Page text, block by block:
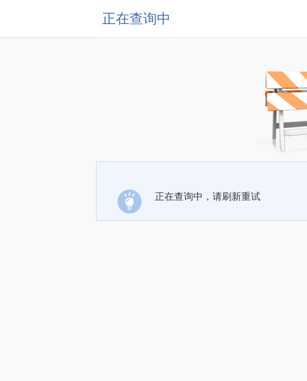
正在查询中
正在查询中，请刷新重试